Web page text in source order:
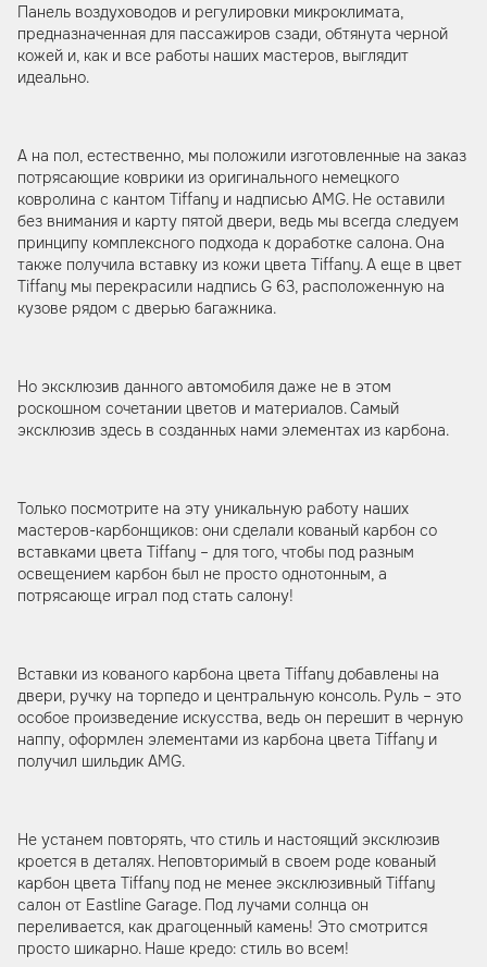
Панель воздуховодов и регулировки микроклимата,
предназначенная для пассажиров сзади, обтянута черной
кожей и, как и все работы наших мастеров, выглядит
идеально.
А на пол, естественно, мы положили изготовленные на заказ
потрясающие коврики из оригинального немецкого
ковролина с кантом Tiffany и надписью AMG. Не оставили
без внимания и карту пятой двери, ведь мы всегда следуем
принципу комплексного подхода к доработке салона. Она
также получила вставку из кожи цвета Tiffany. А еще в цвет
Tiffany мы перекрасили надпись G 63, расположенную на
кузове рядом с дверью багажника.
Но эксклюзив данного автомобиля даже не в этом
роскошном сочетании цветов и материалов. Самый
эксклюзив здесь в созданных нами элементах из карбона.
Только посмотрите на эту уникальную работу наших
мастеров-карбонщиков: они сделали кованый карбон со
вставками цвета Tiffany – для того, чтобы под разным
освещением карбон был не просто однотонным, а
потрясающе играл под стать салону!
Вставки из кованого карбона цвета Tiffany добавлены на
двери, ручку на торпедо и центральную консоль. Руль – это
особое произведение искусства, ведь он перешит в черную
наппу, оформлен элементами из карбона цвета Tiffany и
получил шильдик AMG.
Не устанем повторять, что стиль и настоящий эксклюзив
кроется в деталях. Неповторимый в своем роде кованый
карбон цвета Tiffany под не менее эксклюзивный Tiffany
салон от Eastline Garage. Под лучами солнца он
переливается, как драгоценный камень! Это смотрится
просто шикарно. Наше кредо: стиль во всем!